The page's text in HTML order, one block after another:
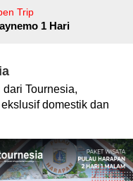
Trip
1 Hari
Tournesia,
domestik dan